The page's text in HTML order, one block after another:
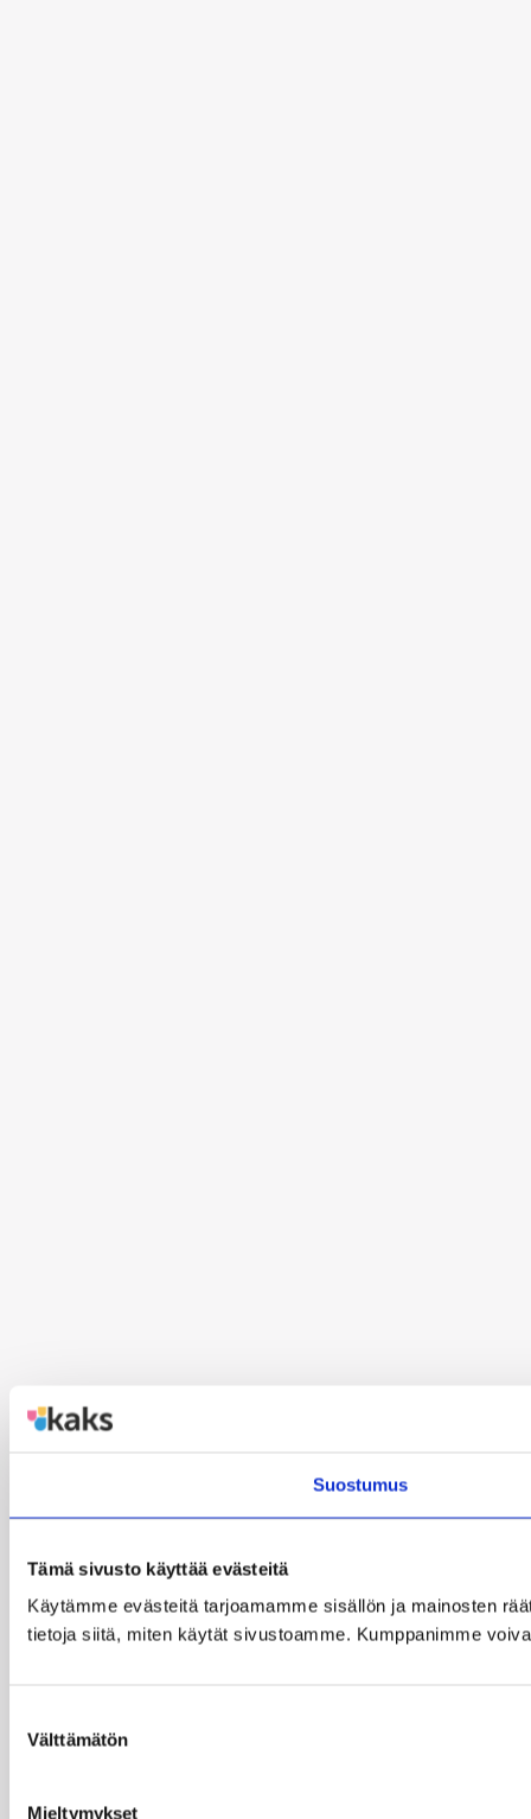
Suostumus
Tämä sivusto käyttää evästeitä
Käytämme evästeitä tarjoamamme sisällön ja mainosten
tietoja siitä, miten käytät sivustoamme. Kumppanimme
valinta
Välttämätön
Mieltymykset